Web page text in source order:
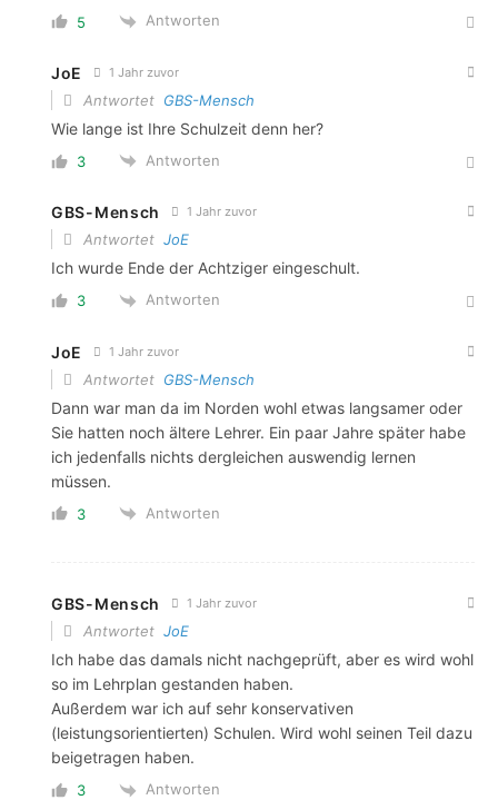
5 Antworten
JoE 1 Jahr zuvor
Antwortet GBS-Mensch
Wie lange ist Ihre Schulzeit denn her?
3 Antworten
GBS-Mensch 1 Jahr zuvor
Antwortet JoE
Ich wurde Ende der Achtziger eingeschult.
3 Antworten
JoE 1 Jahr zuvor
Antwortet GBS-Mensch
Dann war man da im Norden wohl etwas langsamer oder
Sie hatten noch ältere Lehrer. Ein paar Jahre später habe
ich jedenfalls nichts dergleichen auswendig lernen
müssen.
3 Antworten
GBS-Mensch 1 Jahr zuvor
Antwortet JoE
Ich habe das damals nicht nachgeprüft, aber es wird wohl
so im Lehrplan gestanden haben.
Außerdem war ich auf sehr konservativen
(leistungsorientierten) Schulen. Wird wohl seinen Teil dazu
beigetragen haben.
3 Antworten